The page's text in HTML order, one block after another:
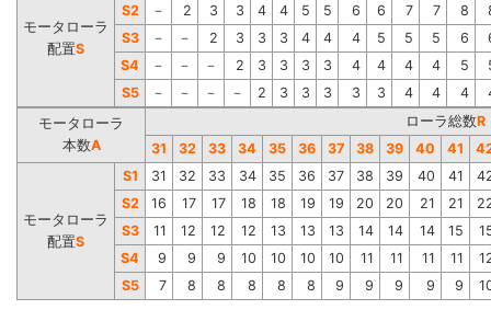
モータローラ
配置S
S2
－ 2 3 3 4 4 5 5 6 6 7 7 8
S3
－ － 2 3 3 3 4 4 4 5 5 5 6
S4
－ － － 2 3 3 3 3 4 4 4 4 5
S5
－ － － － 2 3 3 3 3 3 4 4 4
モータローラ
本数A
ローラ総数R
31
32 33 34 35 36 37 38 39 40 41
モータローラ
配置S
S1 31 32 33 34 35 36 37 38 39 40 41
S2
16 17 17 18 18 19 19 20 20 21 21
S3
11 12 12 12 13 13 13 14 14 14 15
S4
9 9 9 10 10 10 10 11 11 11 11
S5
7 8 8 8 8 8 9 9 9 9 9